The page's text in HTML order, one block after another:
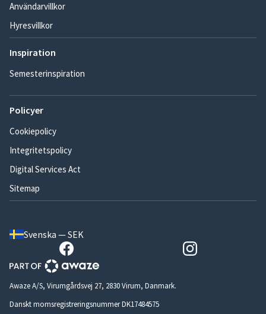
Användarvillkor
Hyresvillkor
Inspiration
Semesterinspiration
Policyer
Cookiepolicy
Integritetspolicy
Digital Services Act
Sitemap
Svenska — SEK
Awaze A/S, Virumgårdsvej 27, 2830 Virum, Danmark.
Danskt momsregistreringsnummer DK17484575